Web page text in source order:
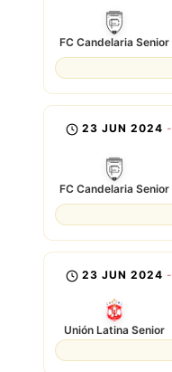
FC Candelaria Senior
23 JUN 2024 -
FC Candelaria Senior
23 JUN 2024 -
Unión Latina Senior